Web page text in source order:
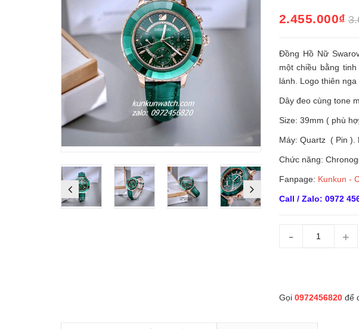
2.455.000₫
Đồng Hồ Nữ
một chiều bằng
lánh. Logo thiên
Dây đeo cùng tone
Size: 39mm ( phù
Máy: Quartz ( Pin ).
Chức năng:
Fanpage: Kunkun -
Call / Zalo: 0972
- +
Gọi 0972456820để